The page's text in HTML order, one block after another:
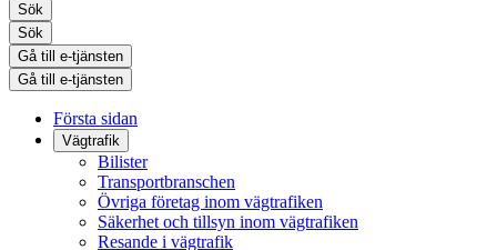
Sök
Sök
Gå till e-tjänsten
Gå till e-tjänsten
Första sidan
Vägtrafik
Bilister
Transportbranschen
Övriga företag inom vägtrafiken
Säkerhet och tillsyn inom vägtrafiken
Resande i vägtrafik